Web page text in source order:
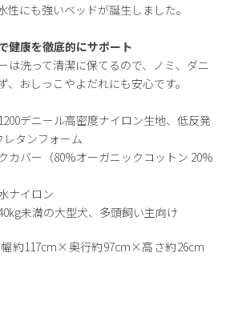
性にも強いベッドが誕生しました。
健康を徹底的にサポート
は洗って清潔に保てるので、ノミ、ダニ
、おしっこやよだれにも安心です。
デニール高密度ナイロン生地、低反発
レタンフォーム
カバー（80%オーガニックコットン 20%
ナイロン
未満の大型犬、多頭飼い主向け
幅約117cm×奥行約97cm×高さ約26cm